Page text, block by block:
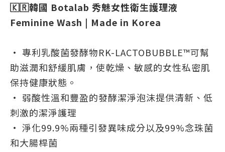
🇰🇷韓國 Botalab 秀魅女性衛生護理液
Feminine Wash | Made in Korea
• 專利乳酸菌發酵物RK-LACTOBUBBLE™可幫
助滋潤和舒緩肌膚，使乾燥、敏感的女性私密肌
保持健康狀態。
• 弱酸性溫和豐盈的發酵潔淨泡沫提供清新、低
刺激的潔淨護理
• 淨化99.9%兩種引發異味成分以及99%念珠菌
和大腸桿菌